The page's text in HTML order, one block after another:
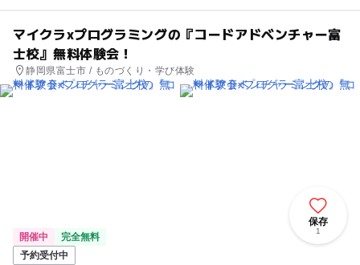
マイクラxプログラミングの『コードアドベンチャー富
士校』無料体験会！
静岡県富士市 / ものづくり・学び体験
保存
1
開催中
完全無料
予約受付中